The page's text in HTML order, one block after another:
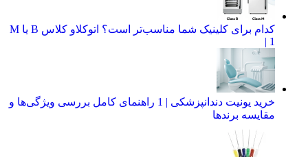
کدام برای کلینیک شما مناسب‌تر است؟ اتوکلاو کلاس B یا M
| 1
خرید یونیت دندانپزشکی | 1 راهنمای کامل بررسی ویژگی‌ها و
مقایسه برندها